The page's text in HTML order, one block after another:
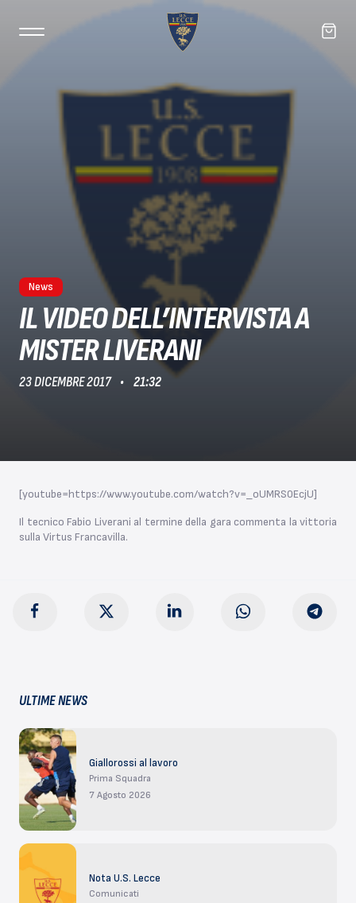
News
IL VIDEO DELL’INTERVISTA A
MISTER LIVERANI
23 DICEMBRE 2017 21:32
[youtube=https://www.youtube.com/watch?v=_oUMRS0EcjU]
Il tecnico Fabio Liverani al termine della gara commenta la vittoria
sulla Virtus Francavilla.
ULTIME NEWS
Giallorossi al lavoro
Prima Squadra
7 Agosto 2026
Nota U.S. Lecce
Comunicati